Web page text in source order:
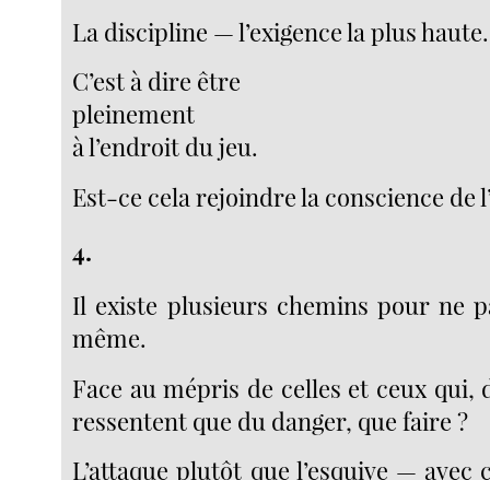
La discipline — l’exigence la plus haute.
C’est à dire être
pleinement
à l’endroit du jeu.
Est-ce cela rejoindre la conscience de
4.
Il existe plusieurs chemins pour ne
même.
Face au mépris de celles et ceux qui,
ressentent que du danger, que faire ?
L’attaque plutôt que l’esquive —